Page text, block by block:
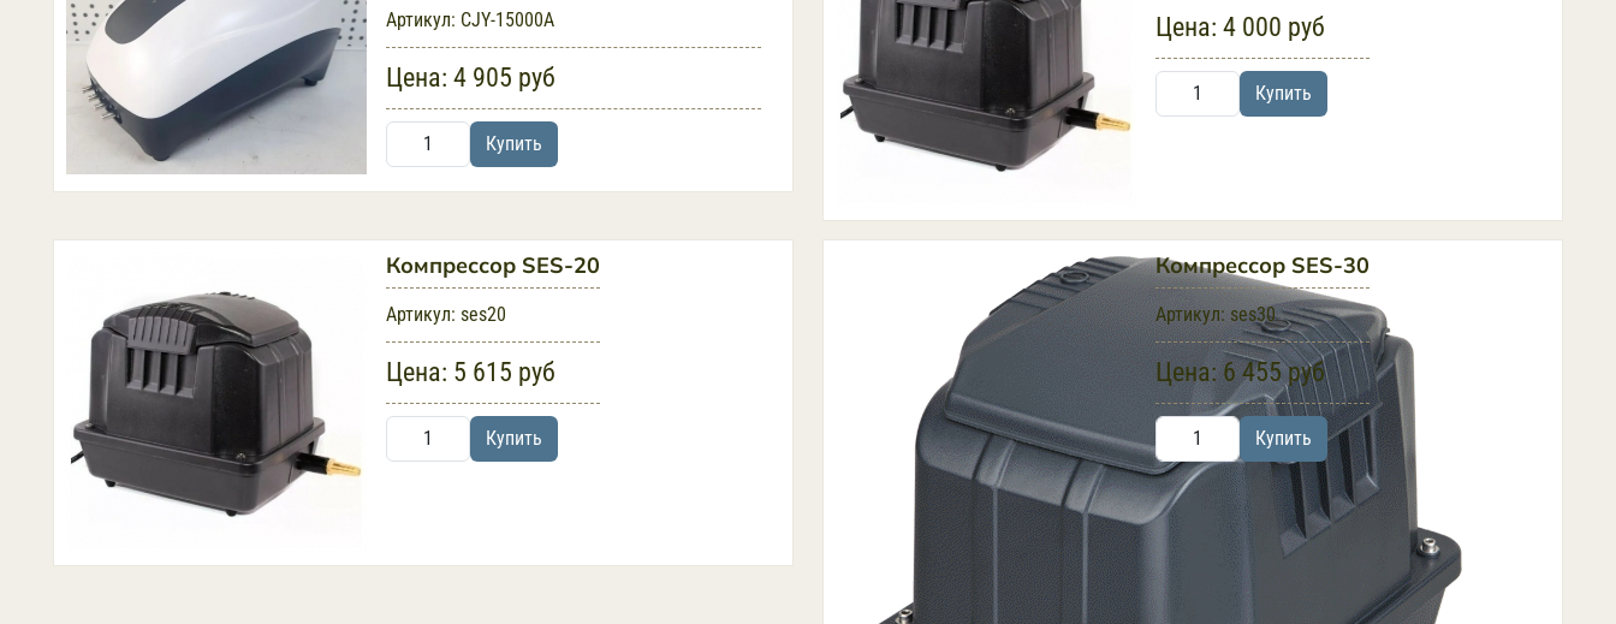
Артикул: CJY-15000A
Цена: 4 905 руб
Купить
Цена: 4 000 руб
Купить
Компрессор SES-20
Артикул: ses20
Цена: 5 615 руб
Купить
Компрессор SES-30
Артикул: ses30
Цена:6 455 руб
Купить